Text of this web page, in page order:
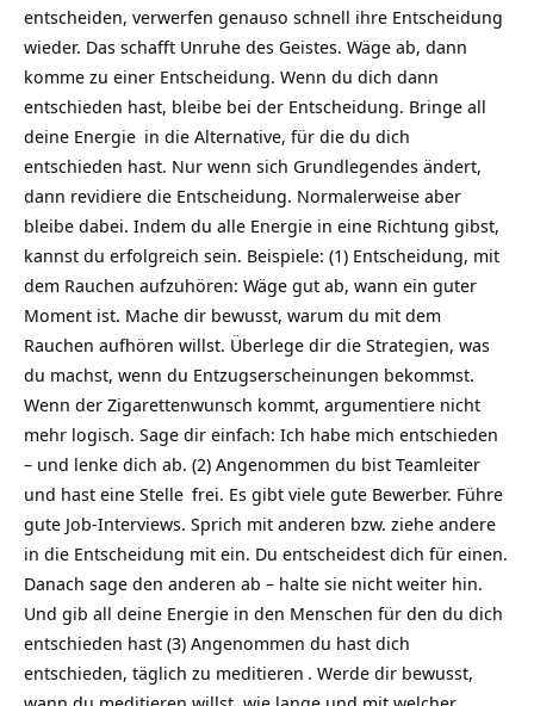
entscheiden, verwerfen genauso schnell ihre Entscheidung
wieder. Das schafft Unruhe des Geistes. Wäge ab, dann
komme zu einer Entscheidung. Wenn du dich dann
entschieden hast, bleibe bei der Entscheidung. Bringe all
deine Energie in die Alternative, für die du dich
entschieden hast. Nur wenn sich Grundlegendes ändert,
dann revidiere die Entscheidung. Normalerweise aber
bleibe dabei. Indem du alle Energie in eine Richtung gibst,
kannst du erfolgreich sein. Beispiele: (1) Entscheidung, mit
dem Rauchen aufzuhören: Wäge gut ab, wann ein guter
Moment ist. Mache dir bewusst, warum du mit dem
Rauchen aufhören willst. Überlege dir die Strategien, was
du machst, wenn du Entzugserscheinungen bekommst.
Wenn der Zigarettenwunsch kommt, argumentiere nicht
mehr logisch. Sage dir einfach: Ich habe mich entschieden
– und lenke dich ab. (2) Angenommen du bist Teamleiter
und hast eine Stelle frei. Es gibt viele gute Bewerber. Führe
gute Job-Interviews. Sprich mit anderen bzw. ziehe andere
in die Entscheidung mit ein. Du entscheidest dich für einen.
Danach sage den anderen ab – halte sie nicht weiter hin.
Und gib all deine Energie in den Menschen für den du dich
entschieden hast (3) Angenommen du hast dich
entschieden, täglich zu meditieren . Werde dir bewusst,